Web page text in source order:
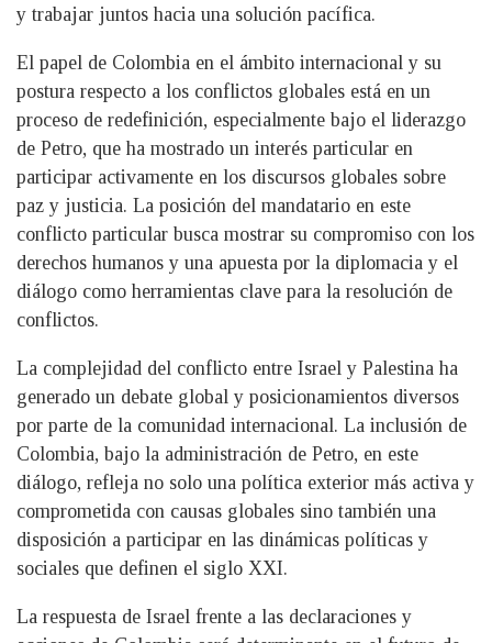
y trabajar juntos hacia una solución pacífica.
El papel de Colombia en el ámbito internacional y su
postura respecto a los conflictos globales está en un
proceso de redefinición, especialmente bajo el liderazgo
de Petro, que ha mostrado un interés particular en
participar activamente en los discursos globales sobre
paz y justicia. La posición del mandatario en este
conflicto particular busca mostrar su compromiso con los
derechos humanos y una apuesta por la diplomacia y el
diálogo como herramientas clave para la resolución de
conflictos.
La complejidad del conflicto entre Israel y Palestina ha
generado un debate global y posicionamientos diversos
por parte de la comunidad internacional. La inclusión de
Colombia, bajo la administración de Petro, en este
diálogo, refleja no solo una política exterior más activa y
comprometida con causas globales sino también una
disposición a participar en las dinámicas políticas y
sociales que definen el siglo XXI.
La respuesta de Israel frente a las declaraciones y